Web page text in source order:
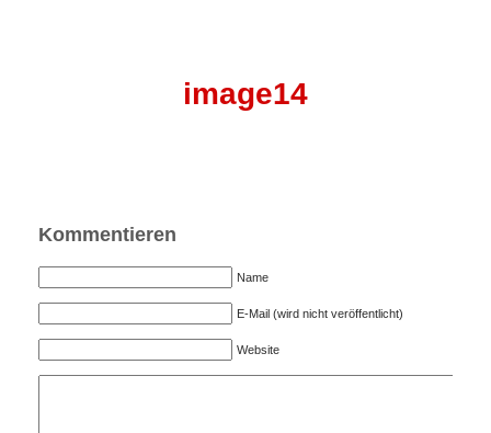
image14
Kommentieren
Name
E-Mail (wird nicht veröffentlicht)
Website